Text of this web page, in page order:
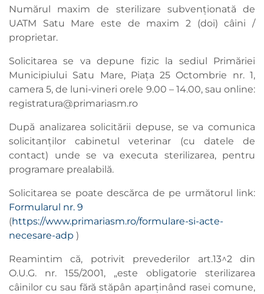
Numărul maxim de sterilizare subvenționată de
UATM Satu Mare este de maxim 2 (doi) câini /
proprietar.
Solicitarea se va depune fizic la sediul Primăriei
Municipiului Satu Mare, Piața 25 Octombrie nr. 1,
camera 5, de luni-vineri orele 9.00 – 14.00, sau online:
registratura@primariasm.ro
După analizarea solicitării depuse, se va comunica
solicitanților cabinetul veterinar (cu datele de
contact) unde se va executa sterilizarea, pentru
programare prealabilă.
Solicitarea se poate descărca de pe următorul link:
Formularul nr. 9
(https://www.primariasm.ro/formulare-si-acte-
necesare-adp )
Reamintim că, potrivit prevederilor art.13^2 din
O.U.G. nr. 155/2001, „este obligatorie sterilizarea
câinilor cu sau fără stăpân aparținând rasei comune,